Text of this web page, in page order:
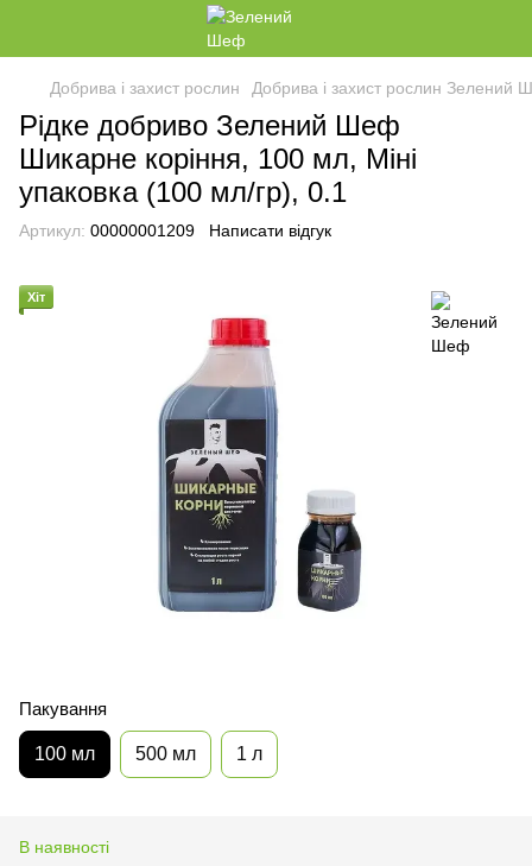
Добрива і захист рослин Добрива і захист рослин Зелений
Рідке добриво Зелений Шеф
Шикарне коріння, 100 мл, Міні
упаковка (100 мл/гр), 0.1
Артикул: 00000001209 Написати відгук
Хіт
Пакування
100 мл 500 мл 1 л
В наявності